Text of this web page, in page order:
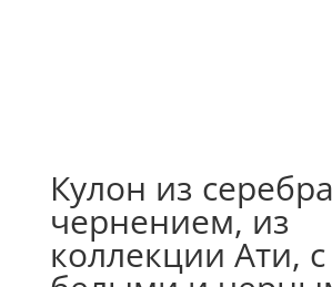
Кулон из
чернением, из
коллекции Ати, с